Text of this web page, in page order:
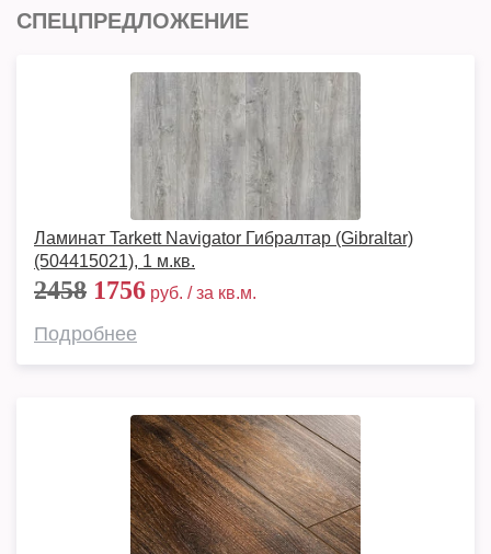
СПЕЦПРЕДЛОЖЕНИЕ
Ламинат Tarkett Navigator Гибралтар (Gibraltar)
(504415021), 1 м.кв.
2458 1756 руб. / за кв.м.
Подробнее